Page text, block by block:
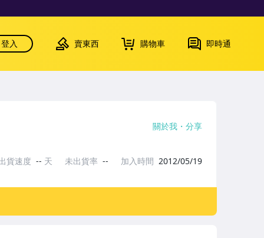
登入 賣東西 購物車 即時通
關於我 分享
貨速度 -- 天 未出貨率 -- 加入時間 2012/05/19